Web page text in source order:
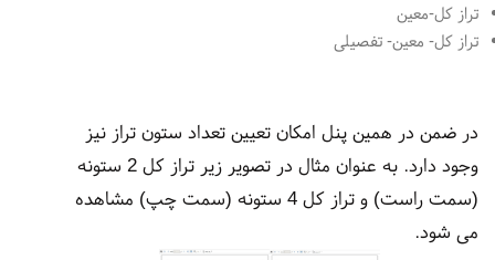
تراز کل-معین
تراز کل- معین- تفصیلی
در ضمن در همین پنل امکان تعیین تعداد ستون تراز نیز
وجود دارد. به عنوان مثال در تصویر زیر تراز کل 2 ستونه
(سمت راست) و تراز کل 4 ستونه (سمت چپ) مشاهده
می شود.